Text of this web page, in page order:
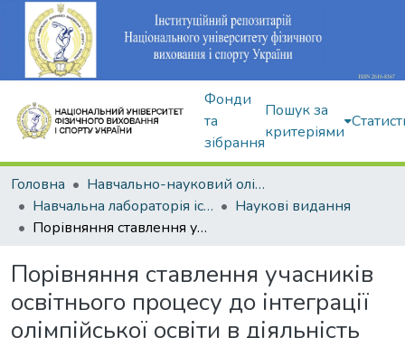
Фонди
та
зібрання
Пошук за
критеріями
Головна
Навчально-науковий олімпійський інститут
Навчальна лабораторія історії та теорії олімпійського спорту
Наукові видання
Порівняння ставлення учасників освітнього процесу до інтеграції олімпійської освіти в діяльність закладів дошкільної освіти
Порівняння ставлення учасників
освітнього процесу до інтеграції
олімпійської освіти в діяльність